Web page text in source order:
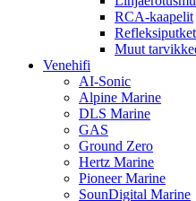
RCA-kaapelit
Refleksiputket
Muut
Venehifi
AI-Sonic
Alpine Marine
DLS Marine
GAS
Ground Zero
Hertz Marine
Pioneer Marine
SounDigital Marine